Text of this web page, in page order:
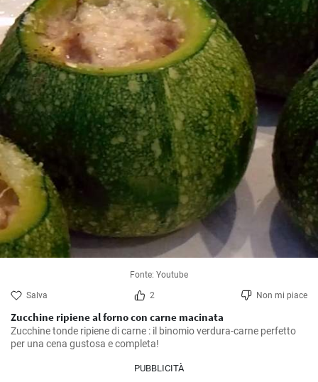
Fonte: Youtube
Salva 2 Non mi piace
Zucchine ripiene al forno con carne macinata
Zucchine tonde ripiene di carne : il binomio verdura-carne perfetto
per una cena gustosa e completa!
PUBBLICITÀ